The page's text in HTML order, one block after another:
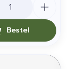
Bestel